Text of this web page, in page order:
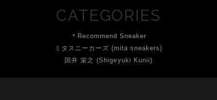
CATEGORIES
＊Recommend Sneaker
ミタスニーカーズ (mita sneakers)
国井 栄之 (Shigeyuki Kunii)